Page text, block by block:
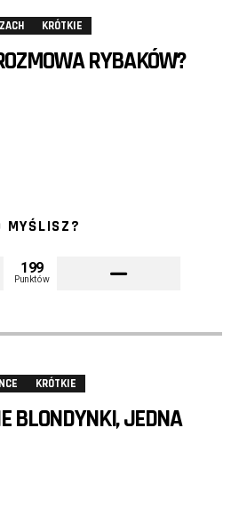
KRÓTKIE
RYBAKÓW?
MYŚLISZ?
199
Punktów
KRÓTKIE
BLONDYNKI, JEDNA